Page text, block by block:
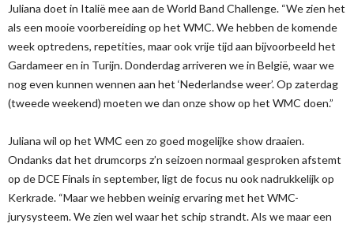
Juliana doet in Italië mee aan de World Band Challenge. “We zien het
als een mooie voorbereiding op het WMC. We hebben de komende
week optredens, repetities, maar ook vrije tijd aan bijvoorbeeld het
Gardameer en in Turijn. Donderdag arriveren we in België, waar we
nog even kunnen wennen aan het ‘Nederlandse weer’. Op zaterdag
(tweede weekend) moeten we dan onze show op het WMC doen.”
Juliana wil op het WMC een zo goed mogelijke show draaien.
Ondanks dat het drumcorps z’n seizoen normaal gesproken afstemt
op de DCE Finals in september, ligt de focus nu ook nadrukkelijk op
Kerkrade. “Maar we hebben weinig ervaring met het WMC-
jurysysteem. We zien wel waar het schip strandt. Als we maar een